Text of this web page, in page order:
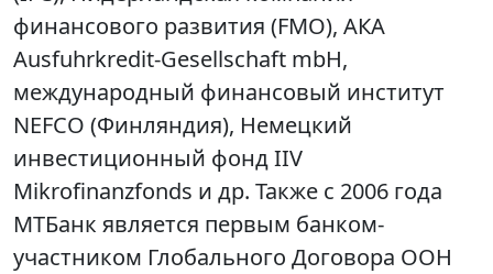
финансового развития (FMO), АКА
Ausfuhrkredit-Gesellschaft mbH,
международный финансовый институт
NEFCO (Финляндия), Немецкий
инвестиционный фонд IIV
Mikrofinanzfonds и др. Также с 2006 года
МТБанк является первым банком-
участником Глобального Договора ООН